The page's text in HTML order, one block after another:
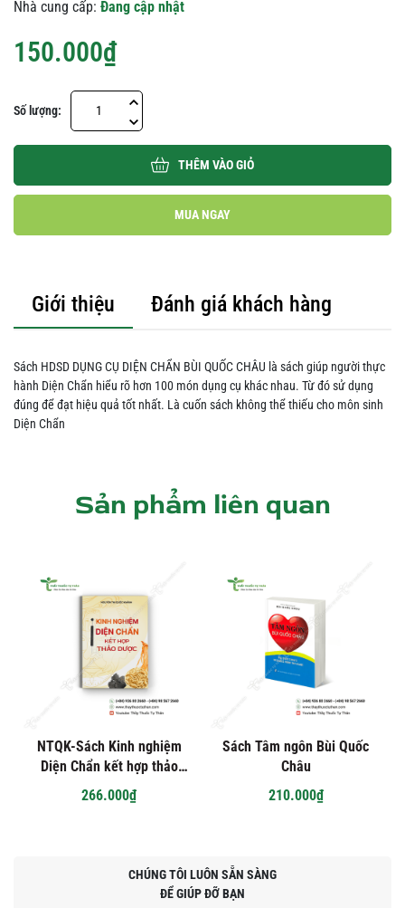
Nhà cung cấp: Đang cập nhật
150.000₫
Số lượng:
THÊM VÀO GIỎ
MUA NGAY
Giới thiệu Đánh giá khách hàng
Sách HDSD DỤNG CỤ DIỆN CHẨN BÙI QUỐC CHÂU là sách giúp người thực
hành Diện Chẩn hiểu rõ hơn 100 món dụng cụ khác nhau. Từ đó sử dụng
đúng để đạt hiệu quả tốt nhất. Là cuốn sách không thể thiếu cho môn sinh
Diện Chẩn
Sản phẩm liên quan
NTQK-Sách Kinh nghiệm
Diện Chẩn kết hợp thảo
dược
266.000₫
Sách Tâm ngôn Bùi Quốc
Châu
210.000₫
CHÚNG TÔI LUÔN SẴN SÀNG
ĐỂ GIÚP ĐỠ BẠN